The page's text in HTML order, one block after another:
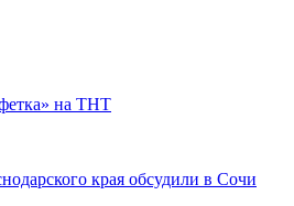
на ТНТ
края обсудили в Сочи